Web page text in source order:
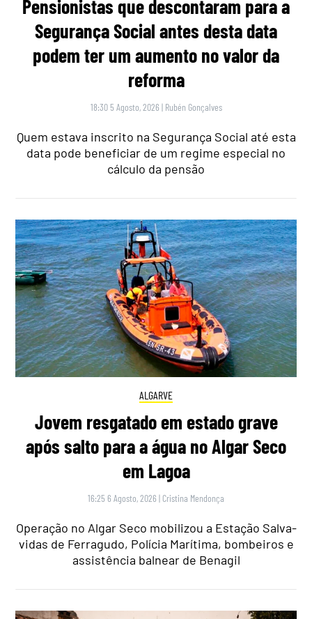
Pensionistas que descontaram para a
Segurança Social antes desta data
podem ter um aumento no valor da
reforma
18:30 5 Agosto, 2026 | Rubén Gonçalves
Quem estava inscrito na Segurança Social até esta
data pode beneficiar de um regime especial no
cálculo da pensão
ALGARVE
Jovem resgatado em estado grave
após salto para a água no Algar Seco
em Lagoa
16:25 6 Agosto, 2026 | Cristina Mendonça
Operação no Algar Seco mobilizou a Estação Salva-
vidas de Ferragudo, Polícia Marítima, bombeiros e
assistência balnear de Benagil